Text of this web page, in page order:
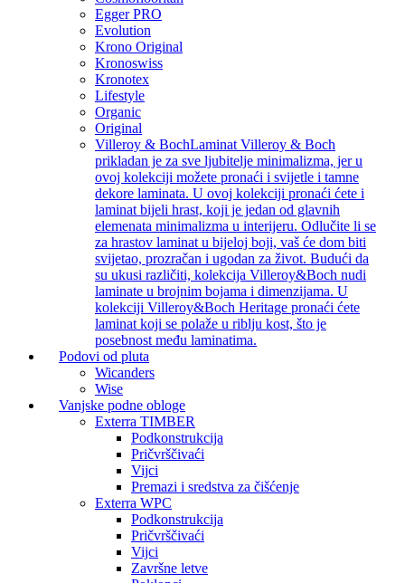
Egger PRO
Evolution
Krono Original
Kronoswiss
Kronotex
Lifestyle
Organic
Original
Villeroy & BochLaminat Villeroy & Boch
prikladan je za sve ljubitelje minimalizma, jer u
ovoj kolekciji možete pronaći i svijetle i tamne
dekore laminata. U ovoj kolekciji pronaći ćete i
laminat bijeli hrast, koji je jedan od glavnih
elemenata minimalizma u interijeru. Odlučite li se
za hrastov laminat u bijeloj boji, vaš će dom biti
svijetao, prozračan i ugodan za život. Budući da
su ukusi različiti, kolekcija Villeroy&Boch nudi
laminate u brojnim bojama i dimenzijama. U
kolekciji Villeroy&Boch Heritage pronaći ćete
laminat koji se polaže u riblju kost, što je
posebnost među laminatima.
Podovi od pluta
Wicanders
Wise
Vanjske podne obloge
Exterra TIMBER
Podkonstrukcija
Pričvrščivaći
Vijci
Premazi i sredstva za čišćenje
Exterra WPC
Podkonstrukcija
Pričvrščivaći
Vijci
Završne letve